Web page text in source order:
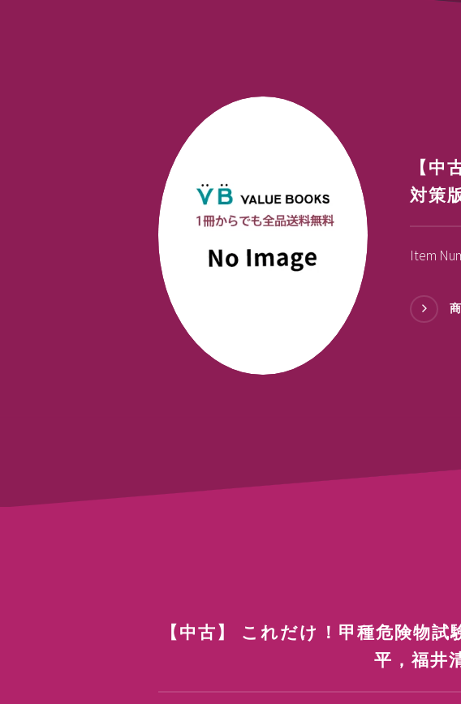
【中
対策
Item
【中古】 これだけ！甲種危険物
平，福井